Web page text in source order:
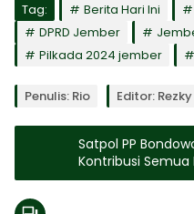
Tag: Berita Hari Ini
DPRD Jember
Pilkada 2024 jember
Penulis: Rio Editor: Rezky
Satpol PP
Kontribusi Semua
Ilegal